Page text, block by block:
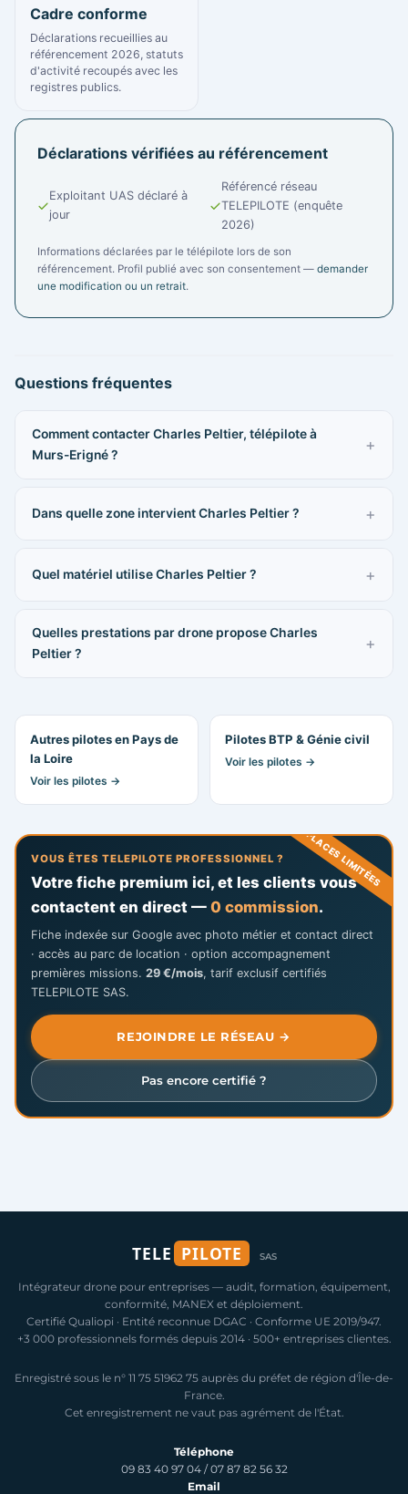
Cadre conforme
Déclarations recueillies au
référencement 2026, statuts
d'activité recoupés avec les
registres publics.
Déclarations vérifiées au référencement
Exploitant UAS déclaré à
jour
Référencé réseau
TELEPILOTE (enquête
2026)
Informations déclarées par le télépilote lors de son
référencement. Profil publié avec son consentement — demander
une modification ou un retrait.
Questions fréquentes
Comment contacter Charles Peltier, télépilote à
Murs-Erigné ?
Dans quelle zone intervient Charles Peltier ?
Quel matériel utilise Charles Peltier ?
Quelles prestations par drone propose Charles
Peltier ?
Autres pilotes en Pays de
la Loire
Voir les pilotes →
Pilotes BTP & Génie civil
Voir les pilotes →
PLACES LIMITÉES
VOUS ÊTES TELEPILOTE PROFESSIONNEL ?
Votre fiche premium ici, et les clients vous
contactent en direct — 0 commission.
Fiche indexée sur Google avec photo métier et contact direct
· accès au parc de location · option accompagnement
premières missions. 29 €/mois, tarif exclusif certifiés
TELEPILOTE SAS.
REJOINDRE LE RÉSEAU →
Pas encore certifié ?
TELE PILOTE SAS
Intégrateur drone pour entreprises — audit, formation, équipement,
conformité, MANEX et déploiement.
Certifié Qualiopi · Entité reconnue DGAC · Conforme UE 2019/947.
+3 000 professionnels formés depuis 2014 · 500+ entreprises clientes.
Enregistré sous le n° 11 75 51962 75 auprès du préfet de région d'Île-de-
France.
Cet enregistrement ne vaut pas agrément de l'État.
Téléphone
09 83 40 97 04 /07 87 82 56 32
Email